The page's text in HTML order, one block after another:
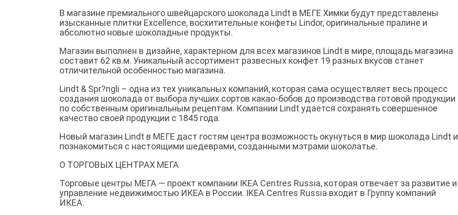
В магазине премиального швейцарского шоколада Lindt в МЕГЕ Химки будут представлены
изысканные плитки Excellence, восхитительные конфеты Lindor, оригинальные пралине и
абсолютно новые шоколадные продукты.
Магазин выполнен в дизайне, характерном для всех магазинов Lindt в мире, площадь магазина
составит 62 кв.м. Уникальный ассортимент развесных конфет 19 разных вкусов станет
отличительной особенностью магазина.
Lindt & Spr?ngli – одна из тех уникальных компаний, которая сама осуществляет весь процесс
создания шоколада от выбора лучших сортов какао-бобов до производства готовой продукции
по собственным оригинальным рецептам. Компании Lindt удается сохранять совершенное
качество своей продукции с 1845 года.
Новый магазин Lindt в МЕГЕ даст гостям центра возможность окунуться в мир шоколада Lindt и
познакомиться с настоящими шедеврами, созданными мэтрами шоколатье.
О ТОРГОВЫХ ЦЕНТРАХ МЕГА
Торговые центры МЕГА — проект компании IKEA Centres Russia, которая отвечает за развитие и
управление недвижимостью ИКЕА в России. IKEA Centres Russia входит в Группу компаний
ИКЕА.